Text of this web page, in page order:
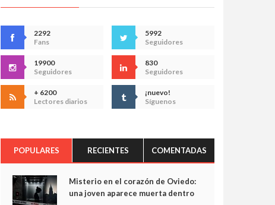
2292
Fans
5992
Seguidores
19900
Seguidores
830
Seguidores
+ 6200
Lectores diarios
¡nuevo!
Síguenos
POPULARES RECIENTES COMENTADAS
Misterio en el corazón de Oviedo:
una joven aparece muerta dentro